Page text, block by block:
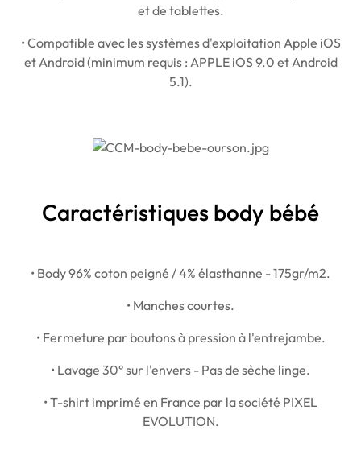
et de tablettes.
• Compatible avec les systèmes d'exploitation Apple iOS
et Android (minimum requis : APPLE iOS 9.0 et Android
5.1).
Caractéristiques body bébé
• Body96% coton peigné / 4% élasthanne - 175gr/m2.
• Manches courtes.
• Fermeture par boutons à pression à l'entrejambe.
• Lavage 30° sur l'envers - Pas de sèche linge.
• T-shirt imprimé en France par la société PIXEL
EVOLUTION.